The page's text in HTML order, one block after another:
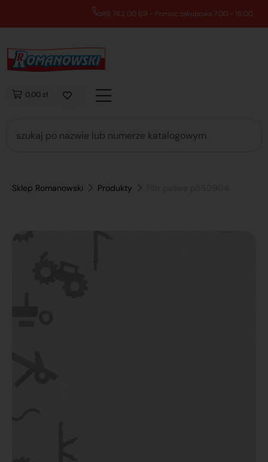
89 762 00 69 - Pomoc zakupowa 7:00 - 16:00
0,00 zł
Sklep Romanowski Produkty